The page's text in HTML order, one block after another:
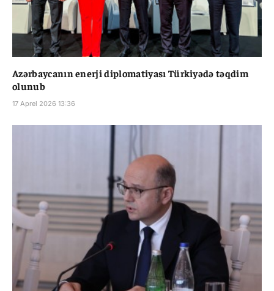
Azərbaycanın enerji diplomatiyası Türkiyədə təqdim
olunub
17 Aprel 2026 13:36